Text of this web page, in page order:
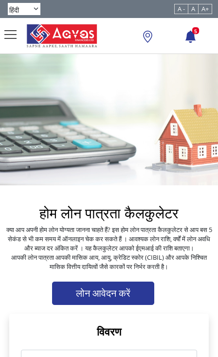
A - A A+
5
होम लोन पात्रता कैलकुलेटर
क्या आप अपनी होम लोन योग्यता जानना चाहते हैं? इस होम लोन पात्रता कैलकुलेटर से आप बस 5
सेकंड से भी कम समय में ऑनलाइन चेक कर सकते हैं । आवश्यक लोन राशि, वर्षों में लोन अवधि
और ब्याज दर अंकित करें । यह कैलकुलेटर आपको ईएमआई की राशि बताएगा।
आपकी लोन पात्रता आपकी मासिक आय, आयु, क्रेडिट स्कोर (CIBIL) और आपके निश्चित
मासिक वित्तीय दायित्वों जैसे कारकों पर निर्भर करती है।
लोन आवेदन करें
विवरण